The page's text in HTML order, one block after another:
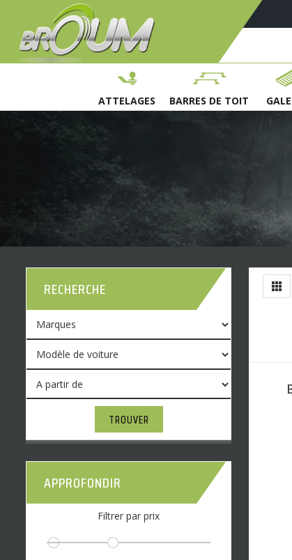
ATTELAGES BARRES DE TOIT
RECHERCHE
TROUVER
APPROFONDIR
Filtrer par prix